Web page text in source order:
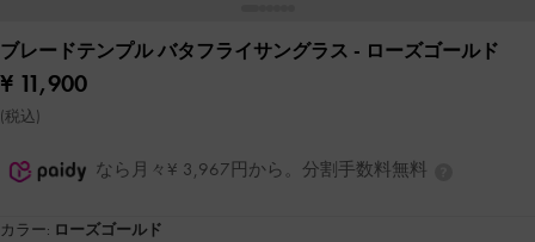
ブレードテンプル バタフライサングラス - ローズゴールド
¥ 11,900
(税込)
なら月々¥ 3,967円から。分割手数料無料
カラー: ローズゴールド